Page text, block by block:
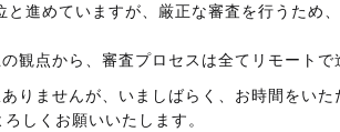
進めていますが、厳正な審査を行うため
観点から、審査プロセスは全てリモートで
りませんが、いましばらく、お時間をいた
しくお願いいたします。